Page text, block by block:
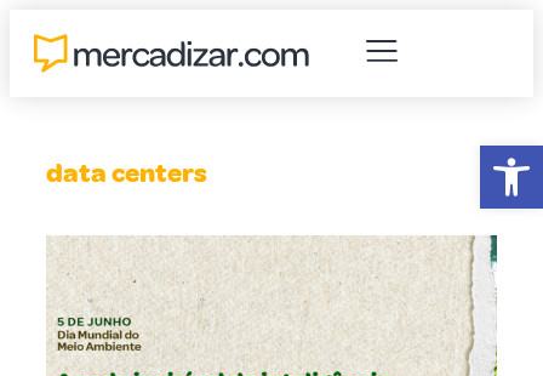
data centers